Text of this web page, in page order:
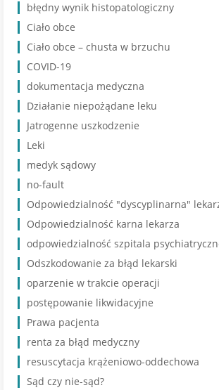
błędny wynik histopatologiczny
Ciało obce
Ciało obce – chusta w brzuchu
COVID-19
dokumentacja medyczna
Działanie niepożądane leku
Jatrogenne uszkodzenie
Leki
medyk sądowy
no-fault
Odpowiedzialność "dyscyplinarna"
Odpowiedzialność karna lekarza
odpowiedzialność szpitala
Odszkodowanie za błąd lekarski
oparzenie w trakcie operacji
postępowanie likwidacyjne
Prawa pacjenta
renta za błąd medyczny
resuscytacja krążeniowo-oddechowa
Sąd czy nie-sąd?